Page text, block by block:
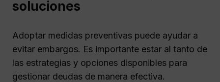
soluciones
Adoptar medidas preventivas puede ayudar a
evitar embargos. Es importante estar al tanto de
las estrategias y opciones disponibles para
gestionar deudas de manera efectiva.